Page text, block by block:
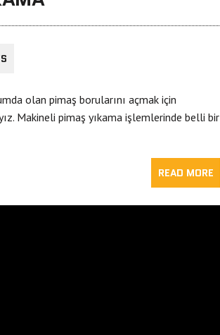
olan pimaş borularını açmak için
Makineli pimaş yıkama işlemlerinde belli bir
READ MORE